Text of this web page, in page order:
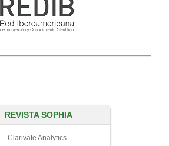
REVISTA SOPHIA
Clarivate Analytics